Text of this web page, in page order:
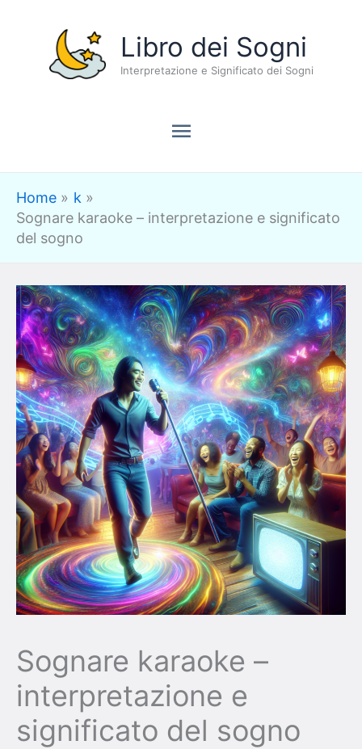
contenuto
Libro dei Sogni
Interpretazione e Significato dei Sogni
Menu
principale
Home
k
Sognare karaoke – interpretazione e significato
del sogno
Sognare karaoke –
interpretazione e
significato del sogno